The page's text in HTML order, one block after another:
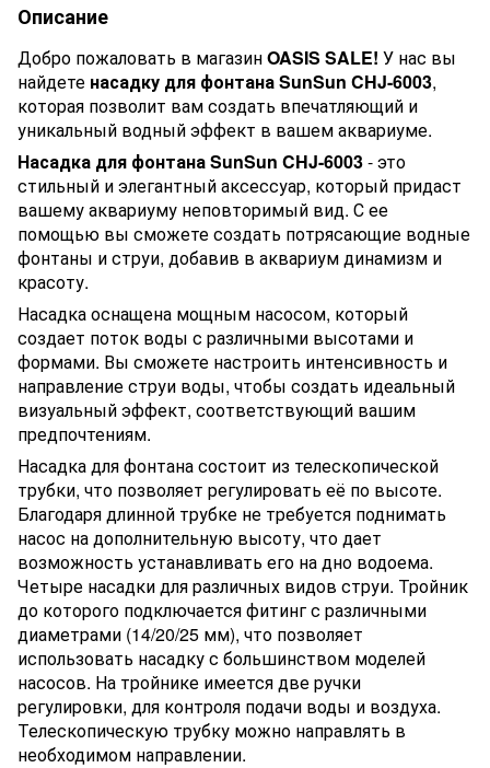
Описание
Добро пожаловать в магазинOASIS SALE! У нас вы
найдете насадку для фонтана SunSun CHJ-6003,
которая позволит вам создать впечатляющий и
уникальный водный эффект в вашем аквариуме.
Насадка для фонтана SunSun CHJ-6003- это
стильный и элегантный аксессуар, который придаст
вашему аквариуму неповторимый вид. С ее
помощью вы сможете создать потрясающие водные
фонтаны и струи, добавив в аквариум динамизм и
красоту.
Насадка оснащена мощным насосом, который
создает поток воды с различными высотами и
формами. Вы сможете настроить интенсивность и
направление струи воды, чтобы создать идеальный
визуальный эффект, соответствующий вашим
предпочтениям.
Насадка для фонтана состоит из телескопической
трубки, что позволяет регулировать её по высоте.
Благодаря длинной трубке не требуется поднимать
насос на дополнительную высоту, что дает
возможность устанавливать его на дно водоема.
Четыре насадки для различных видов струи. Тройник
до которого подключается фитинг с различными
диаметрами (14/20/25 мм), что позволяет
использовать насадку с большинством моделей
насосов. На тройнике имеется две ручки
регулировки, для контроля подачи воды и воздуха.
Телескопическую трубку можно направлять в
необходимом направлении.